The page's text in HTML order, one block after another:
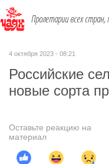
Пролетарии всех
4 октября 2023 - 08:21
Российские
новые сорта
Оставьте реакцию на
материал